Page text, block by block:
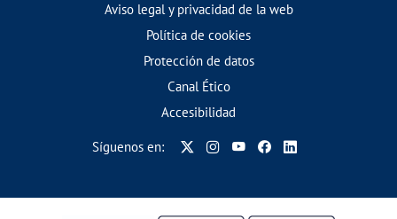
Aviso legal y privacidad de la web
Política de cookies
Protección de datos
Canal Ético
Accesibilidad
Síguenos en: